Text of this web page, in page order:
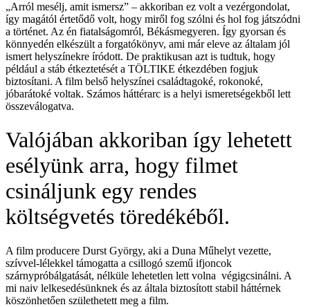
„Arról mesélj, amit ismersz” – akkoriban ez volt a vezérgondolat,
így magától értetődő volt, hogy miről fog szólni és hol fog játszódni
a történet. Az én fiatalságomról, Békásmegyeren. Így gyorsan és
könnyedén elkészült a forgatókönyv, ami már eleve az általam jól
ismert helyszínekre íródott. De praktikusan azt is tudtuk, hogy
például a stáb étkeztetését a TÖLTIKE étkezdében fogjuk
biztosítani. A film belső helyszínei családtagoké, rokonoké,
jóbarátoké voltak. Számos háttérarc is a helyi ismeretségekből lett
összeválogatva.
Valójában akkoriban így lehetett
esélyünk arra, hogy filmet
csináljunk egy rendes
költségvetés töredékéből.
A film producere Durst György, aki a Duna Műhelyt vezette,
szívvel-lélekkel támogatta a csillogó szemű ifjoncok
szárnypróbálgatását, nélküle lehetetlen lett volna végigcsinálni. A
mi naiv lelkesedésünknek és az általa biztosított stabil háttérnek
köszönhetően születhetett meg a film.